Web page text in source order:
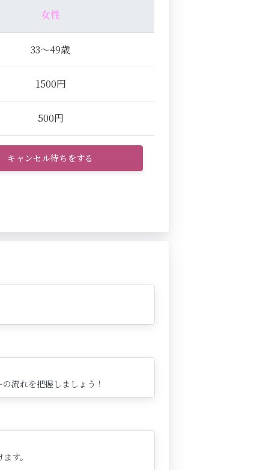
女性
33～49歳
1500円
500円
キャンセル待ちをする
流れを把握しましょう！
す。